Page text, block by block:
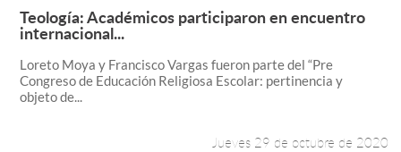
Leer más +
Teología: Académicos participaron en encuentro
internacional...
Loreto Moya y Francisco Vargas fueron parte del “Pre
Congreso de Educación Religiosa Escolar: pertinencia y
objeto de...
Jueves 29 de octubre de 2020